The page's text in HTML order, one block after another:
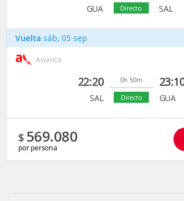
GUA
Directo
SAL
Vuelta sáb, 05 sep
Avianca
22:20
SAL
0h 50m
Directo
GUA
$ 569.080
por persona